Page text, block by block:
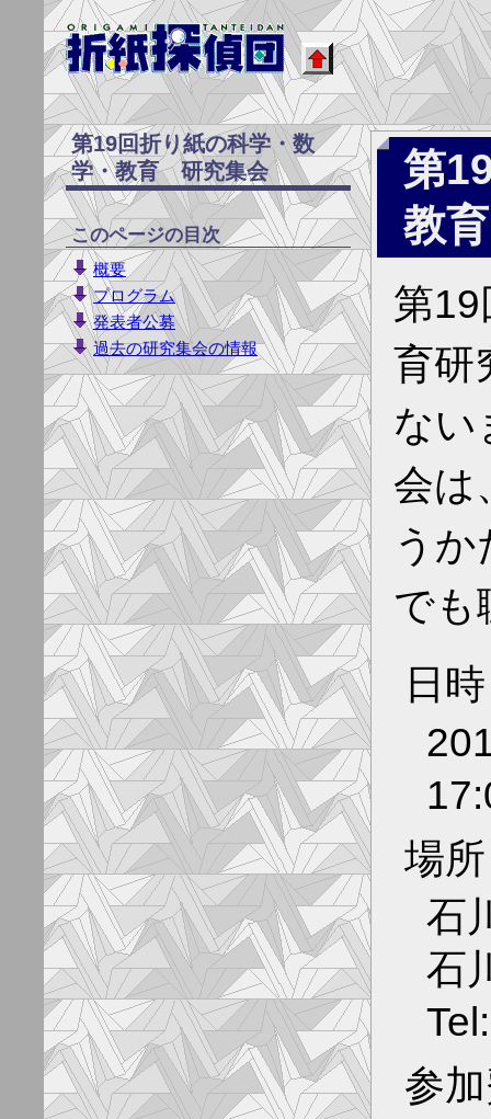
第19回折り紙の科学・数
学・教育 研究集会
このページの目次
概要
プログラム
発表者公募
過去の研究集会の情報
第
教
第19
育研
ない
会は
う
でも
日時
場所
石
石
参